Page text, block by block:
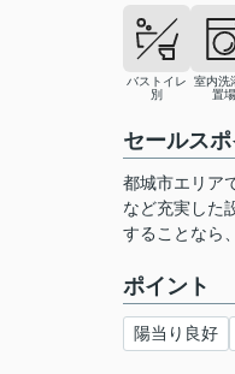
バストイレ
別
室内洗
置場
セールスポ
都城市エリア
など充実した
することなら
ポイント
陽当り良好